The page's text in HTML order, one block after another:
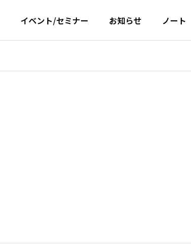
イベント/セミナー お知らせ ノート